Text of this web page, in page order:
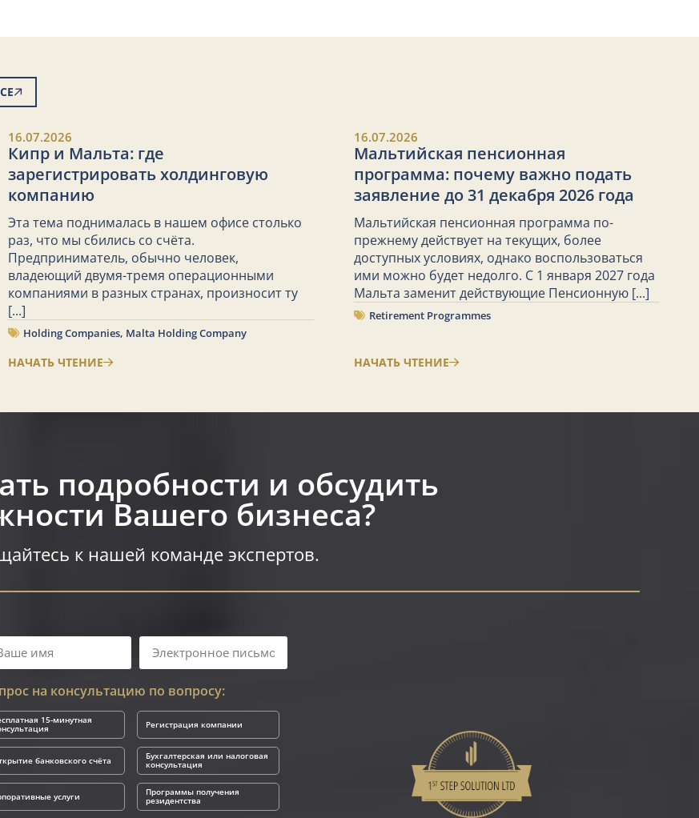
16.07.2026
Кипр и Мальта: где
зарегистрировать холдинговую
компанию
Эта тема поднималась в нашем офисе столько
раз, что мы сбились со счёта.
Предприниматель, обычно человек,
владеющий двумя-тремя операционными
компаниями в разных странах, произносит ту
[...]
Holding Companies, Malta Holding Company
НАЧАТЬ ЧТЕНИЕ
16.07.2026
Мальтийская пенсионная
программа: почему важно подать
заявление до 31 декабря 2026 года
Мальтийская пенсионная программа по-
прежнему действует на текущих, более
доступных условиях, однако воспользоваться
ими можно будет недолго. С 1 января 2027 года
Мальта заменит действующие Пенсионную[...]
Retirement Programmes
НАЧАТЬ ЧТЕНИЕ
подробности и обсудить
Вашего бизнеса?​
к нашей команде экспертов.
на консультацию по вопросу:
15-минутная Регистрация компании
банковского счёта Бухгалтерская или налоговая
консультация
услуги Программы получения
резидентства